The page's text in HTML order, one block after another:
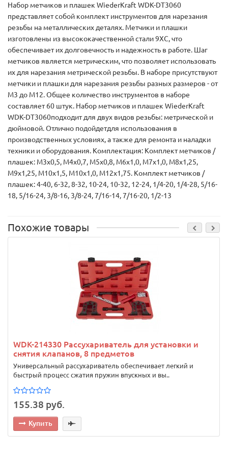
Набор метчиков и плашек WiederKraft WDK-DT3060
представляет собой комплект инструментов для нарезания
резьбы на металлических деталях. Метчики и плашки
изготовлены из высококачественной стали 9XC, что
обеспечивает их долговечность и надежность в работе. Шаг
метчиков является метрическим, что позволяет использовать
их для нарезания метрической резьбы. В наборе присутствуют
метчики и плашки для нарезания резьбы разных размеров - от
M3 до M12. Общее количество инструментов в наборе
составляет 60 штук. Набор метчиков и плашек WiederKraft
WDK-DT3060подходит для двух видов резьбы: метрической и
дюймовой. Отлично подойдетдля использования в
производственных условиях, а также для ремонта и наладки
техники и оборудования. Комплектация: Комплект метчиков /
плашек: М3х0,5, М4х0,7, М5х0,8, М6х1,0, М7х1,0, М8х1,25,
М9х1,25, М10х1,5, М10х1,0, М12х1,75. Комплект метчиков /
плашек: 4-40, 6-32, 8-32, 10-24, 10-32, 12-24, 1/4-20, 1/4-28, 5/16-
18, 5/16-24, 3/8-16, 3/8-24, 7/16-14, 7/16-20, 1/2-13
Похожие товары
WDK-214330 Рассухариватель для установки и
снятия клапанов, 8 предметов
Универсальный рассухариватель обеспечивает легкий и
быстрый процесс сжатия пружин впускных и вы..
155.38 руб.
Купить